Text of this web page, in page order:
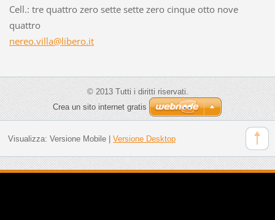
Cell.: tre quattro zero sette sette zero cinque otto nove
quattro
nereo.villa@libero.it
© 2013 Tutti i diritti riservati.
Crea un sito internet gratis
Visualizza: Versione Mobile| Versione Desktop